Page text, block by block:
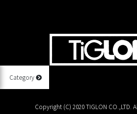
Category
Copyright (C) 2020 TIGLON CO.,LTD.